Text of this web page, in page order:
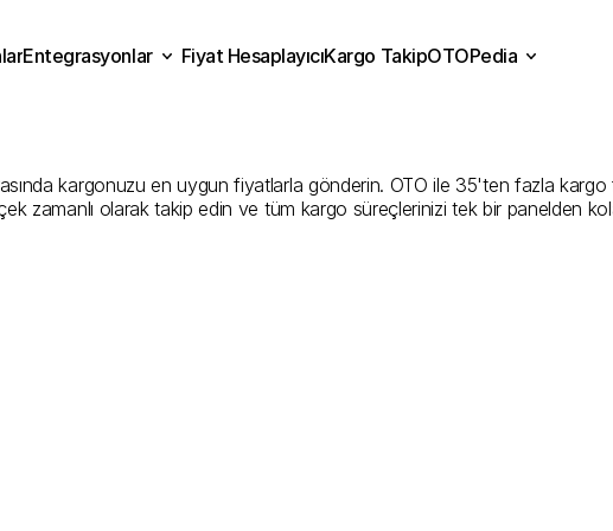
kargonuzu en uygun fiyatlarla gönderin. OTO ile 35'ten fazla kargo
zamanlı olarak takip edin ve tüm kargo süreçlerinizi tek bir panelden
Entegrasyonlar
Fiyat HesaplayıcıKargo TakipOTOPedia